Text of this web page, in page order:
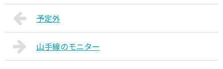
予定外
山手線のモニター